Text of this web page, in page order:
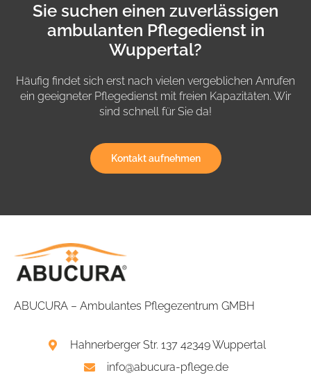
Sie suchen einen zuverlässigen
ambulanten Pflegedienst in
Wuppertal?
Häufig findet sich erst nach vielen vergeblichen Anrufen
ein geeigneter Pflegedienst mit freien Kapazitäten. Wir
sind schnell für Sie da!
Kontakt aufnehmen
ABUCURA – Ambulantes Pflegezentrum GMBH
Hahnerberger Str. 137 42349 Wuppertal
info@abucura-pflege.de